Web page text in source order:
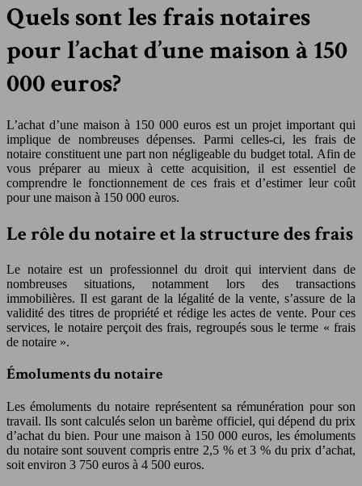
Quels sont les frais notaires
pour l’achat d’une maison à 150
000 euros?
L’achat d’une maison à 150 000 euros est un projet important qui
implique de nombreuses dépenses. Parmi celles-ci, les frais de
notaire constituent une part non négligeable du budget total. Afin de
vous préparer au mieux à cette acquisition, il est essentiel de
comprendre le fonctionnement de ces frais et d’estimer leur coût
pour une maison à 150 000 euros.
Le rôle du notaire et la structure des frais
Le notaire est un professionnel du droit qui intervient dans de
nombreuses situations, notamment lors des transactions
immobilières. Il est garant de la légalité de la vente, s’assure de la
validité des titres de propriété et rédige les actes de vente. Pour ces
services, le notaire perçoit des frais, regroupés sous le terme « frais
de notaire ».
Émoluments du notaire
Les émoluments du notaire représentent sa rémunération pour son
travail. Ils sont calculés selon un barème officiel, qui dépend du prix
d’achat du bien. Pour une maison à 150 000 euros, les émoluments
du notaire sont souvent compris entre 2,5 % et 3 % du prix d’achat,
soit environ 3 750 euros à 4 500 euros.